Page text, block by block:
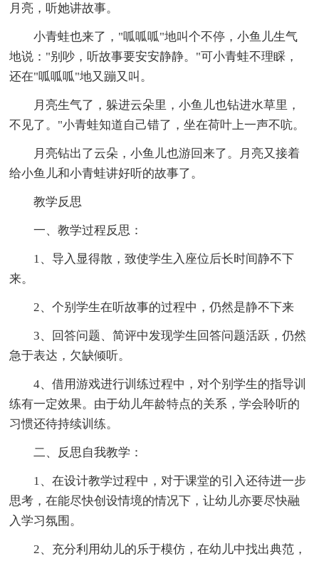
月亮，听她讲故事。
小青蛙也来了，"呱呱呱"地叫个不停，小鱼儿生气
地说："别吵，听故事要安安静静。"可小青蛙不理睬，
还在"呱呱呱"地又蹦又叫。
月亮生气了，躲进云朵里，小鱼儿也钻进水草里，
不见了。"小青蛙知道自己错了，坐在荷叶上一声不吭。
月亮钻出了云朵，小鱼儿也游回来了。月亮又接着
给小鱼儿和小青蛙讲好听的故事了。
教学反思
一、教学过程反思：
1、导入显得散，致使学生入座位后长时间静不下
来。
2、个别学生在听故事的过程中，仍然是静不下来
3、回答问题、简评中发现学生回答问题活跃，仍然
急于表达，欠缺倾听。
4、借用游戏进行训练过程中，对个别学生的指导训
练有一定效果。由于幼儿年龄特点的关系，学会聆听的
习惯还待持续训练。
二、反思自我教学：
1、在设计教学过程中，对于课堂的引入还待进一步
思考，在能尽快创设情境的情况下，让幼儿亦要尽快融
入学习氛围。
2、充分利用幼儿的乐于模仿，在幼儿中找出典范，